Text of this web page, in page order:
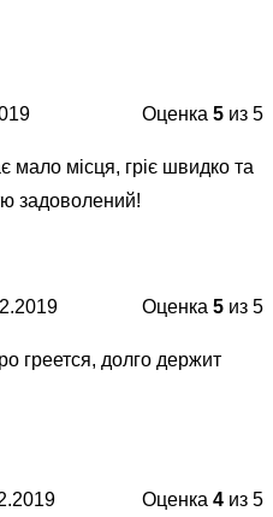
Оценка 5 из 5
мало місця, гріє швидко та
задоволений!
Оценка 5 из 5
греется, долго держит
Оценка 4 из 5